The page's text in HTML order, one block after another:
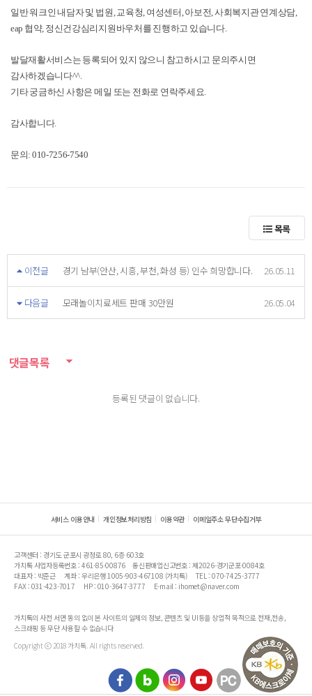
일반 워크인 내담자 및 법원, 교육청, 여성센터, 아보전, 사회복지관 연계상담,
eap 협약, 정신건강심리지원바우처를 진행하고 있습니다.
발달재활서비스는 등록되어 있지 않으니 참고하시고 문의주시면
감사하겠습니다^^.
기타 궁금하신 사항은 메일 또는 전화로 연락주세요.
감사합니다.
문의: 010-7256-7540
목록
이전글 경기 남부(안산, 시흥, 부천, 화성 등) 인수 희망합니다. 26.05.11
다음글 모래놀이치료세트 판매 30만원 26.05.04
댓글목록
등록된 댓글이 없습니다.
서비스 이용안내 개인정보처리방침 이용약관 이메일주소 무단수집거부
고객센터 : 경기도 군포시 광정로 80, 6층 603호
가치톡 사업자등록번호 : 461-85-00876
통신판매업신고번호 : 제2026-경기군포-0084호
대표자 : 박준근
계좌 : 우리은행 1005-903-467108 (가치톡)
TEL : 070-7425-3777
FAX : 031-423-7017
HP : 010-3647-3777 E-mail : ihomet@naver.com
가치톡의 사전 서면 동의 없이 본 사이트의 일체의 정보, 콘텐츠 및 UI등을 상업적 목적으로 전재,전송,
스크래핑 등 무단 사용할 수 없습니다
Copyright ⓒ 2018 가치톡. All rights reserved.